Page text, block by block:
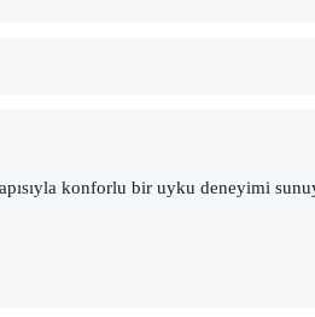
konforlu bir uyku deneyimi